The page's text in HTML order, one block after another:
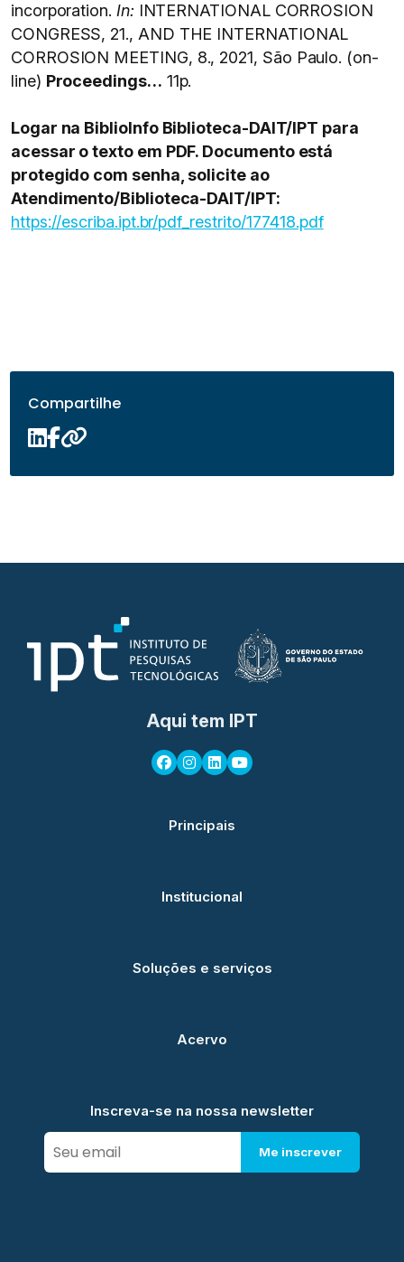
incorporation. In: INTERNATIONAL CORROSION
CONGRESS, 21., AND THE INTERNATIONAL
CORROSION MEETING, 8., 2021, São Paulo. (on-
line) Proceedings… 11p.
Logar na BiblioInfo Biblioteca-DAIT/IPT para
acessar o texto em PDF. Documento está
protegido com senha, solicite ao
Atendimento/Biblioteca-DAIT/IPT:
https://escriba.ipt.br/pdf_restrito/177418.pdf
Compartilhe
Aqui tem IPT
Principais
Institucional
Soluções e serviços
Acervo
Inscreva-se na nossa newsletter
Me inscrever